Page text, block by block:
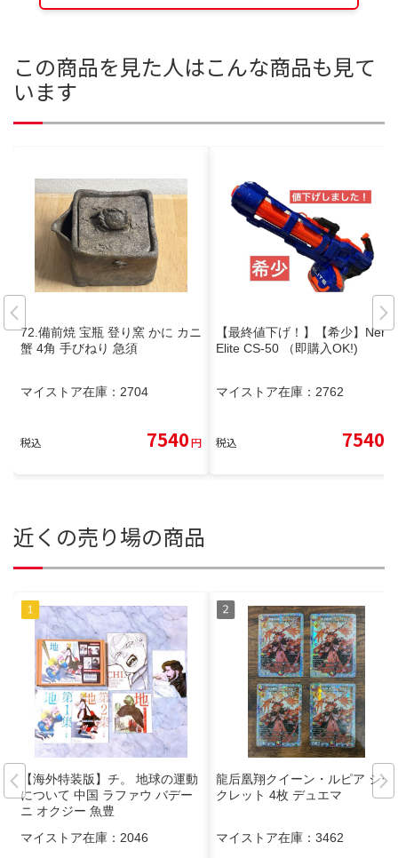
この商品を見た人はこんな商品も見て
います
72.備前焼 宝瓶 登り窯 かに カニ
蟹 4角 手びねり 急須
マイストア在庫： 2704
税込 7540円
【最終値下げ！】【希少】Nerf
Elite CS-50 （即購入OK!)
マイストア在庫： 2762
税込 7540
近くの売り場の商品
【海外特装版】チ。 地球の運動
について 中国 ラファウ バデー
ニ オクジー 魚豊
マイストア在庫： 2046
龍后凰翔クイーン・ルピア シー
クレット 4枚 デュエマ
マイストア在庫： 3462